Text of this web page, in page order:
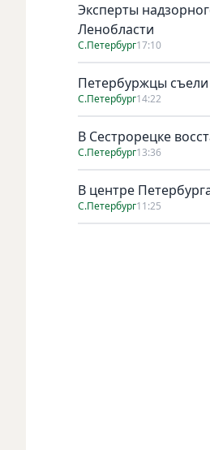
Эксперты
Ленобласти
С.Петербург17:10
Петербуржцы
С.Петербург14:22
В Сестрорецке
С.Петербург13:36
В центре
С.Петербург11:25